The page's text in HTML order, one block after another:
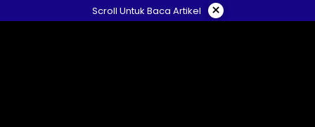
ke
Scroll Untuk Baca Artikel ×